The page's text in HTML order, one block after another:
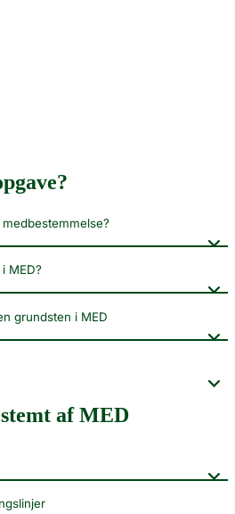
MED?
grundsten i MED
af MED